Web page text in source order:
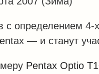
определением
— и станут
Pentax Optio